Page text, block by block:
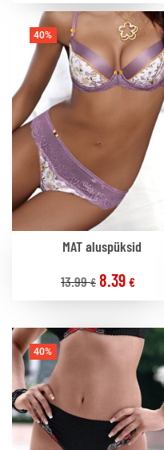
40%
MAT aluspüksid
13.99€ 8.39 €
40%